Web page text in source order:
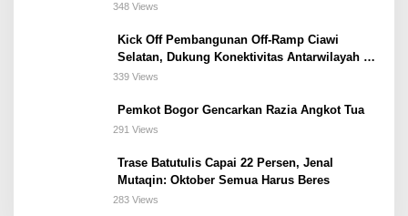
348 Views
Kick Off Pembangunan Off-Ramp Ciawi
Selatan, Dukung Konektivitas Antarwilayah di
Bogor Selatan
339 Views
Pemkot Bogor Gencarkan Razia Angkot Tua
291 Views
Trase Batutulis Capai 22 Persen, Jenal
Mutaqin: Oktober Semua Harus Beres
283 Views